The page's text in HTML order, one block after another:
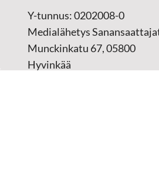
Y-tunnus: 0202008-0
Medialähetys
Munckinkatu 67, 05800
Hyvinkää